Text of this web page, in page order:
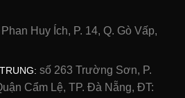
Huy Ích, P. 14, Q. Gò Vấp,
số 263 Trường Sơn, P.
Cẩm Lệ, TP. Đà Nẵng, ĐT: